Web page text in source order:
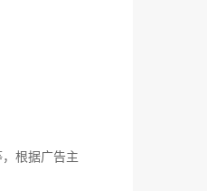
根据广告主